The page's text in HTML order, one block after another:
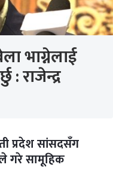
भाग्नेलाई
: राजेन्द्र
प्रदेश सांसदसँग
गरे सामूहिक